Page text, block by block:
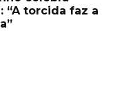
“A torcida faz a